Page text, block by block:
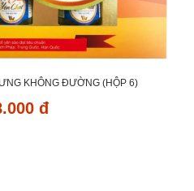
KHÔNG ĐƯỜNG (HỘP 6)
đ